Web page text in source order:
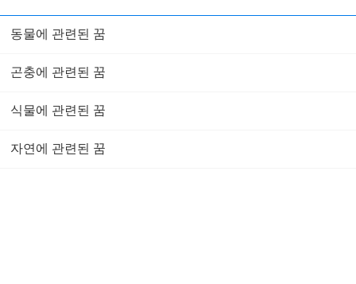
동물에 관련된 꿈
곤충에 관련된 꿈
식물에 관련된 꿈
자연에 관련된 꿈